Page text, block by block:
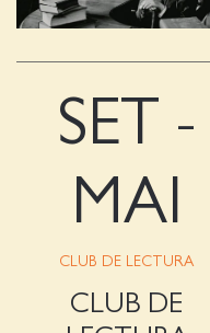
SET -
MAI
CLUB DE LECTURA
CLUB DE